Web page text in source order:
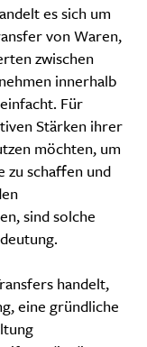
es sich um
von Waren,
zwischen
innerhalb
Für
Stärken ihrer
möchten, um
schaffen und
sind solche
handelt,
eine gründliche